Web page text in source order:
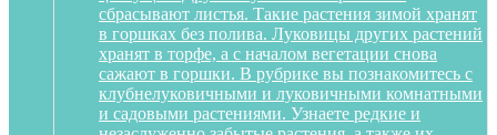
сбрасывают листья. Такие растения зимой хранят
в горшках без полива. Луковицы других растений
хранят в торфе, а с началом вегетации снова
сажают в горшки. В рубрике вы познакомитесь с
клубнелуковичными и луковичными комнатными
и садовыми растениями. Узнаете редкие и